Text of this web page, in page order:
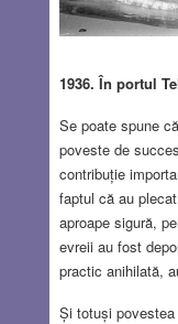
1936. În portul
Se poate spune
poveste de
contribuție
faptul că au
aproape sigură,
evreii au fost
practic anihilată,
Și totuși